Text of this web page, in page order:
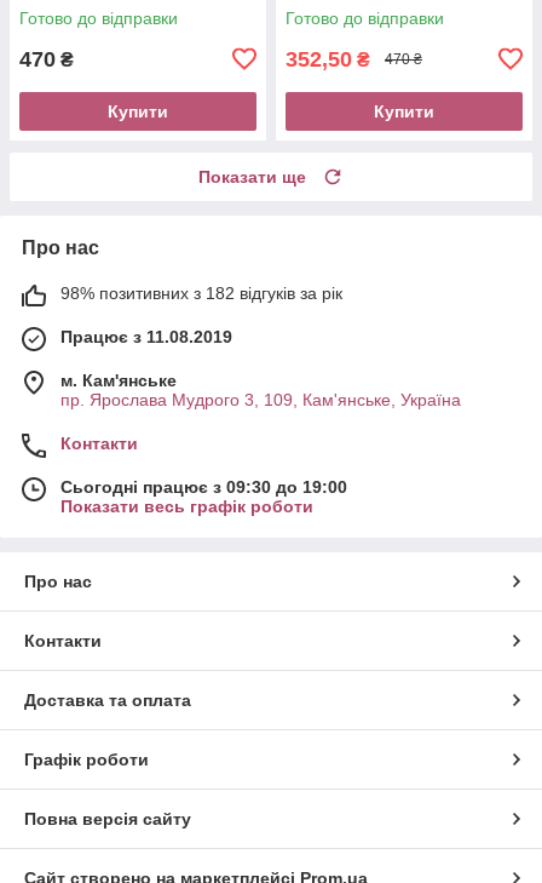
Готово до відправки
470 ₴
Купити
Готово до відправки
352,50 ₴ 470 ₴
Купити
Показати ще
Про нас
98% позитивних з 182 відгуків за рік
Працює з 11.08.2019
м. Кам'янське
пр. Ярослава Мудрого 3, 109, Кам'янське, Україна
Контакти
Сьогодні працює з 09:30 до 19:00
Показати весь графік роботи
Про нас
Контакти
Доставка та оплата
Графік роботи
Повна версія сайту
Сайт створено на маркетплейсі Prom.ua